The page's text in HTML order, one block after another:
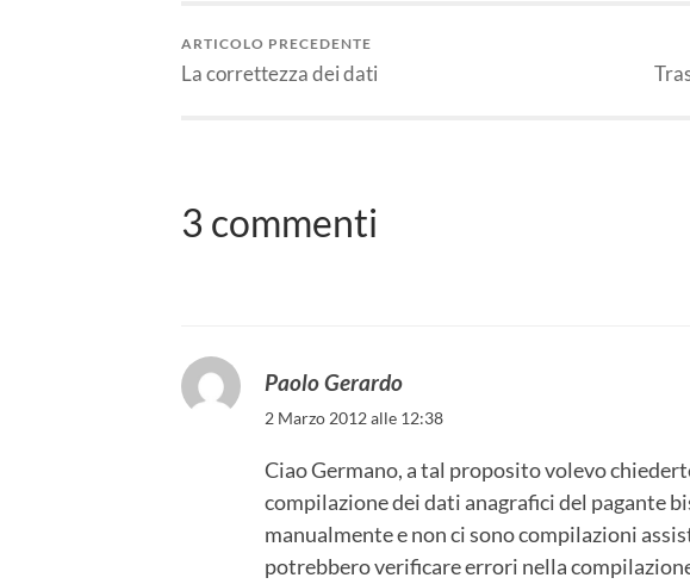
ARTICOLO PRECEDENTE
La correttezza dei dati
3 commenti
Paolo Gerardo
2 Marzo 2012 alle 12:38
Ciao Germano, a tal proposito volevo
compilazione dei dati anagrafici del pagante
manualmente e non ci sono compilazioni
potrebbero verificare errori nella